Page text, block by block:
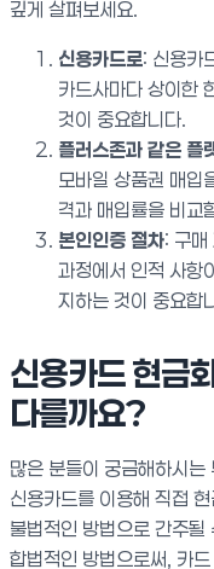
깊게 살펴보세요.
신용카드로: 신용카
카드사마다 상이한
것이 중요합니다.
플러스존과 같은 플
모바일 상품권 매입
격과 매입률을 비교
본인인증 절차: 구매
과정에서 인적 사항
지하는 것이 중요합
신용카드 현금
다를까요?
많은 분들이 궁금해하시
신용카드를 이용해 직접
불법적인 방법으로 간주
합법적인 방법으로써, 카